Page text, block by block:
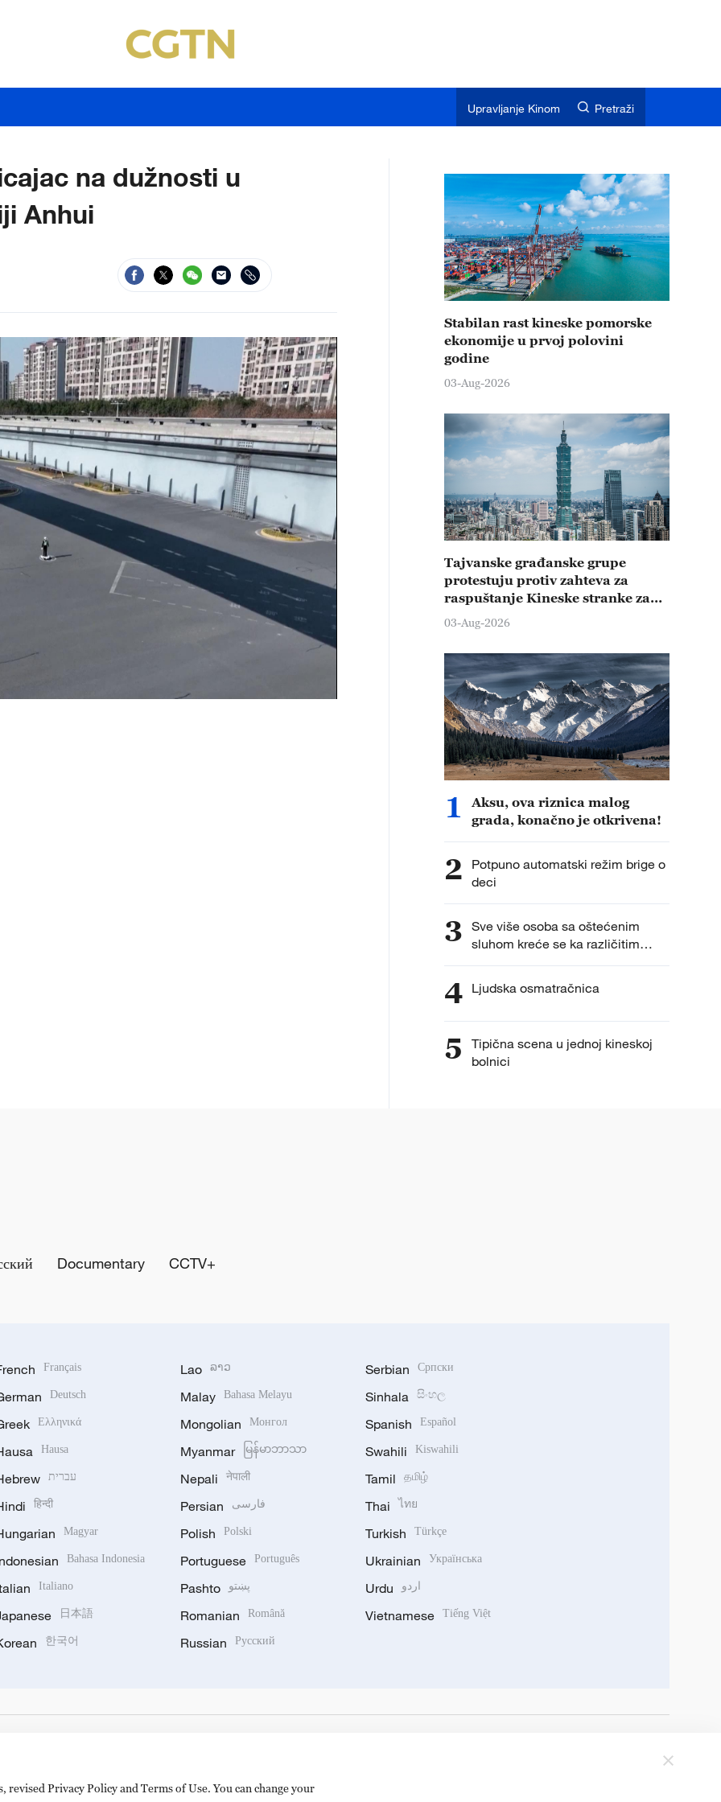
Upravljanje Kinom Pretraži
na dužnosti u
Anhui
Stabilan rast kineske pomorske
ekonomije u prvoj polovini
godine
03-Aug-2026
Tajvanske građanske grupe
protestuju protiv zahteva za
raspuštanje Kineske stranke za
promociju ujedinjenja
03-Aug-2026
1
Aksu, ova riznica malog
grada, konačno je otkrivena!
2
Potpuno automatski režim brige o
deci
3 Sve više osoba sa oštećenim
sluhom kreće se ka različitim
karijerama
4 Ljudska osmatračnica
5
Tipična scena u jednoj kineskoj
bolnici
Documentary CCTV+
Français
Deutsch
Ελληνικά
Hausa
עברית
हिन्दी
Magyar
Bahasa Indonesia
Italiano
日本語
한국어
Lao ລາວ
Malay Bahasa Melayu
Mongolian Монгол
Myanmar မြန်မာဘာသာ
Nepali नेपाली
Persian فارسی
Polish Polski
Portuguese Português
Pashto پښتو
Romanian Română
Russian Русский
Serbian Српски
Sinhala සිංහල
Spanish Español
Swahili Kiswahili
Tamil தமிழ்
Thai ไทย
Turkish Türkçe
Ukrainian Українська
Urdu اردو
Vietnamese Tiếng Việt
Privacy Policy and Terms of Use. You can change your